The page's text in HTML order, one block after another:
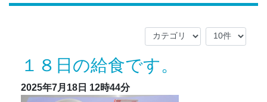
１８日の給食です。
2025年7月18日 12時44分